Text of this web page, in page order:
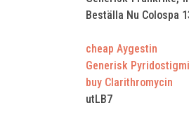
Beställa Nu Colospa
cheap Aygestin
Generisk
buy Clarithromycin
utLB7